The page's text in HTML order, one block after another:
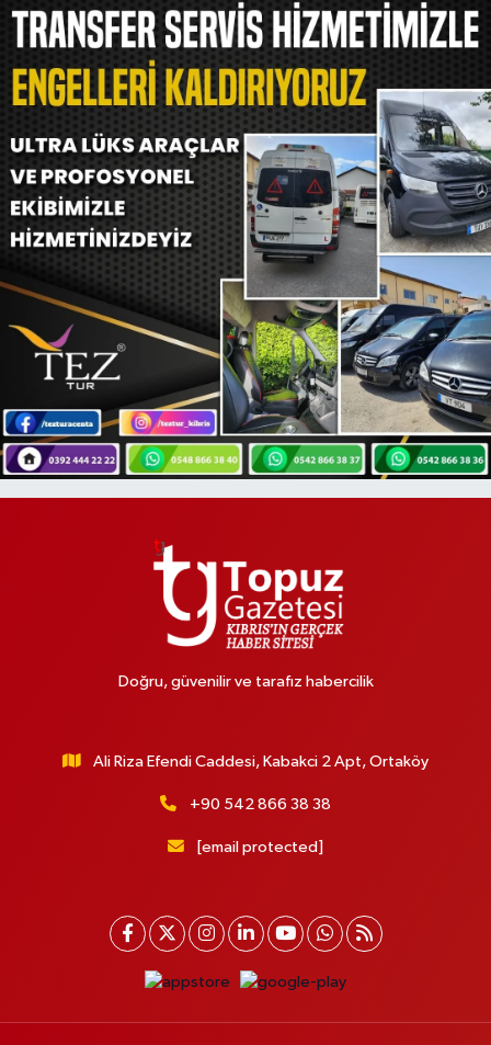
Doğru, güvenilir ve tarafız habercilik
Ali Riza Efendi Caddesi, Kabakci 2 Apt, Ortaköy
+90 542 866 38 38
[email protected]